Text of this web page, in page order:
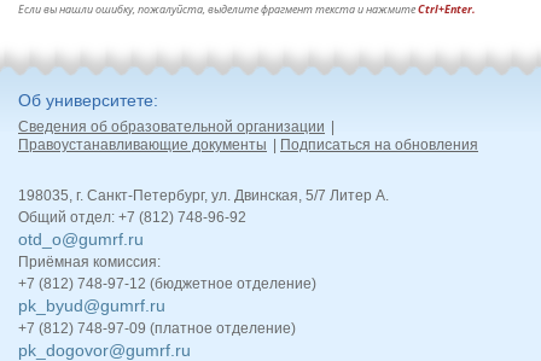
Если вы нашли ошибку, пожалуйста, выделите фрагмент текста и нажмитеCtrl+Enter.
Об университете
Сведения об образовательной организации
Правоустанавливающие документы
Подписаться на обновления
198035, г. Санкт-Петербург, ул. Двинская, 5/7 Литер А.
Общий отдел: +7 (812) 748-96-92
otd_o@gumrf.ru
Приёмная комиссия:
+7 (812) 748-97-12 (бюджетное отделение)
pk_byud@gumrf.ru
+7 (812) 748-97-09 (платное отделение)
pk_dogovor@gumrf.ru